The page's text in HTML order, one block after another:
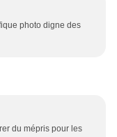
photo digne des
du mépris pour les